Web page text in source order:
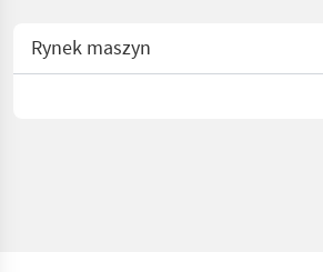
Rynek maszyn